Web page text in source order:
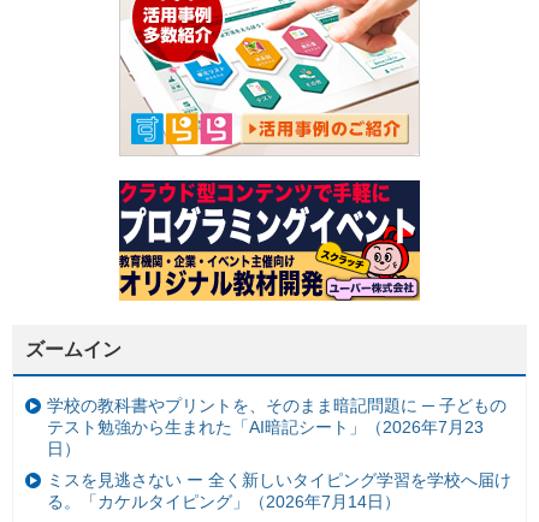
ズームイン
学校の教科書やプリントを、そのまま暗記問題に ─ 子どもの
テスト勉強から生まれた「AI暗記シート」（2026年7月23
日）
ミスを見逃さない ー 全く新しいタイピング学習を学校へ届け
る。「カケルタイピング」（2026年7月14日）